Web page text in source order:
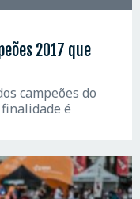
2017 que
campeões do
é